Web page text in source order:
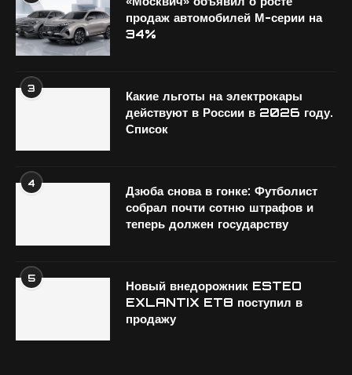
продаж автомобилей М-серии на
34%
3
Какие льготы на электрокары
действуют в России в 2026 году.
Список
4
Дзюба снова в гонке: Футболист
собрал почти сотню штрафов и
теперь должен государству
5
Новый внедорожник ESTEO
EXLANTIX ET8 поступил в
продажу